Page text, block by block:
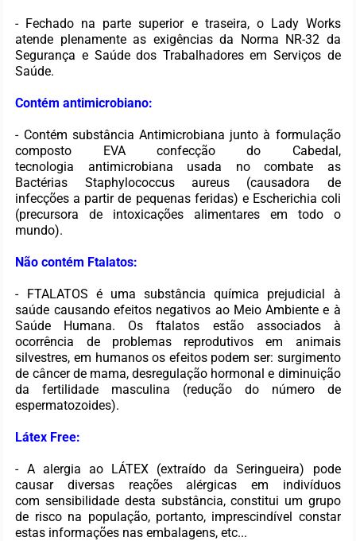
- Fechado na parte superior e traseira, o Lady Works
atende plenamente as exigências da Norma NR-32 da
Segurança e Saúde dos Trabalhadores em Serviços de
Saúde.
Contém antimicrobiano:
- Contém substância Antimicrobiana junto à formulação
composto EVA confecção do Cabedal,
tecnologia antimicrobiana usada no combate as
Bactérias Staphylococcus aureus (causadora de
infecções a partir de pequenas feridas) e Escherichia coli
(precursora de intoxicações alimentares em todo o
mundo).
Não contém Ftalatos:
- FTALATOS é uma substância química prejudicial à
saúde causando efeitos negativos ao Meio Ambiente e à
Saúde Humana. Os ftalatos estão associados à
ocorrência de problemas reprodutivos em animais
silvestres, em humanos os efeitos podem ser: surgimento
de câncer de mama, desregulação hormonal e diminuição
da fertilidade masculina (redução do número de
espermatozoides).
Látex Free:
- A alergia ao LÁTEX (extraído da Seringueira) pode
causar diversas reações alérgicas em indivíduos
com sensibilidade desta substância, constitui um grupo
de risco na população, portanto, imprescindível constar
estas informações nas embalagens, etc...